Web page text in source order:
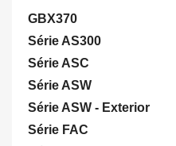
GBX370
Série AS300
Série ASC
Série ASW
Série ASW - Exterior
Série FAC